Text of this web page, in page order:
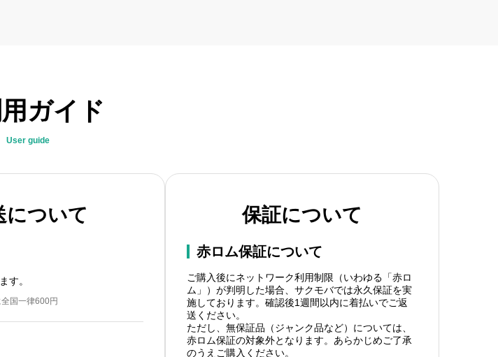
ガイド
User guide
について
す。
国一律600円
保証について
赤ロム保証について
ご購入後にネットワーク利用制限（いわゆる「赤ロ
ム」）が判明した場合、サクモバでは永久保証を実
施しております。確認後1週間以内に着払いでご返
送ください。
ただし、無保証品（ジャンク品など）については、
赤ロム保証の対象外となります。あらかじめご了承
のうえご購入ください。